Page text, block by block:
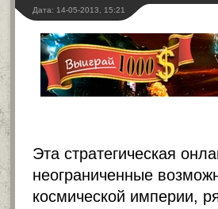
Дата: 14-05-2013, 15:21
Эта стратегическая
неограниченные
космической империи,